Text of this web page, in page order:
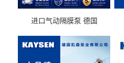
进口气动隔膜泵 德国
送气动泵